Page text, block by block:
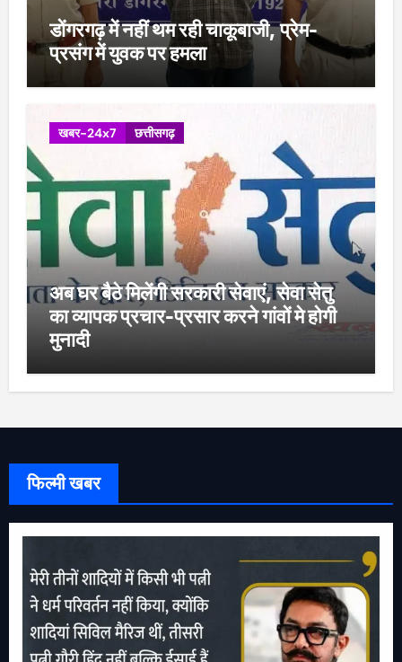
डोंगरगढ़ में नहीं थम रही चाकूबाजी, प्रेम-
प्रसंग में युवक पर हमला
खबर-24x7 छत्तीसगढ़
अब घर बैठे मिलेंगी सरकारी सेवाएं, सेवा सेतु
का व्यापक प्रचार-प्रसार करने गांवों मे होगी
मुनादी
फिल्मी खबर